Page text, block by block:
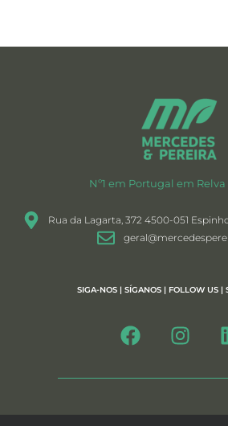
Nº1 em Portugal em
Rua da Lagarta, 372 4500-051
SIGA-NOS | SÍGANOS | FOLLOW US |